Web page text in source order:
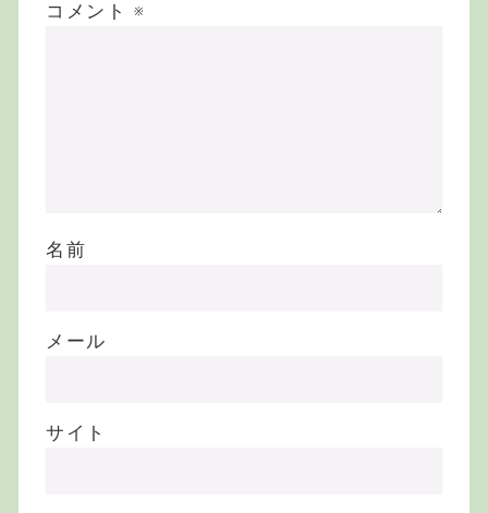
コメント ※
名前
メール
サイト